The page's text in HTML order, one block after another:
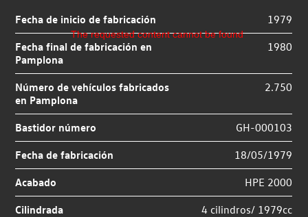
The requested content cannot be found
Fecha de inicio de fabricación
1979
Fecha final de fabricación en
Pamplona
1980
Número de vehículos fabricados
en Pamplona
2.750
Bastidor número
GH-000103
Fecha de fabricación
18/05/1979
Acabado
HPE 2000
Cilindrada
4 cilindros/ 1979cc